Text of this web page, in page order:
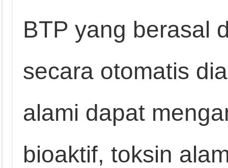
BTP yang berasal
secara otomatis
alami dapat
bioaktif, toksin